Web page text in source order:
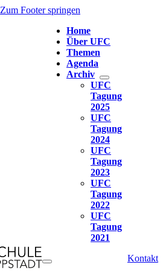
Zum Footer springen
Home
Über UFC
Themen
Agenda
Archiv
UFC
Tagung
2025
UFC
Tagung
2024
UFC
Tagung
2023
UFC
Tagung
2022
UFC
Tagung
2021
Kontakt